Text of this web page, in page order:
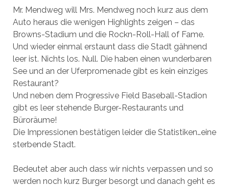
Mr. Mendweg will Mrs. Mendweg noch kurz aus dem
Auto heraus die wenigen Highlights zeigen – das
Browns-Stadium und die Rockn-Roll-Hall of Fame.
Und wieder einmal erstaunt dass die Stadt gähnend
leer ist. Nichts los. Null. Die haben einen wunderbaren
See und an der Uferpromenade gibt es kein einziges
Restaurant?
Und neben dem Progressive Field Baseball-Stadion
gibt es leer stehende Burger-Restaurants und
Büroräume!
Die Impressionen bestätigen leider die Statistiken…eine
sterbende Stadt.
Bedeutet aber auch dass wir nichts verpassen und so
werden noch kurz Burger besorgt und danach geht es